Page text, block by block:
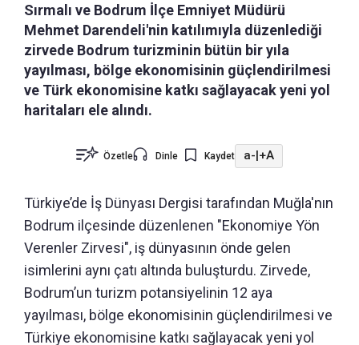
Sırmalı ve Bodrum İlçe Emniyet Müdürü
Mehmet Darendeli'nin katılımıyla düzenlediği
zirvede Bodrum turizminin bütün bir yıla
yayılması, bölge ekonomisinin güçlendirilmesi
ve Türk ekonomisine katkı sağlayacak yeni yol
haritaları ele alındı.
Özetle Dinle Kaydet a-|+A
Türkiye’de İş Dünyası Dergisi tarafından Muğla'nın
Bodrum ilçesinde düzenlenen "Ekonomiye Yön
Verenler Zirvesi", iş dünyasının önde gelen
isimlerini aynı çatı altında buluşturdu. Zirvede,
Bodrum’un turizm potansiyelinin 12 aya
yayılması, bölge ekonomisinin güçlendirilmesi ve
Türkiye ekonomisine katkı sağlayacak yeni yol